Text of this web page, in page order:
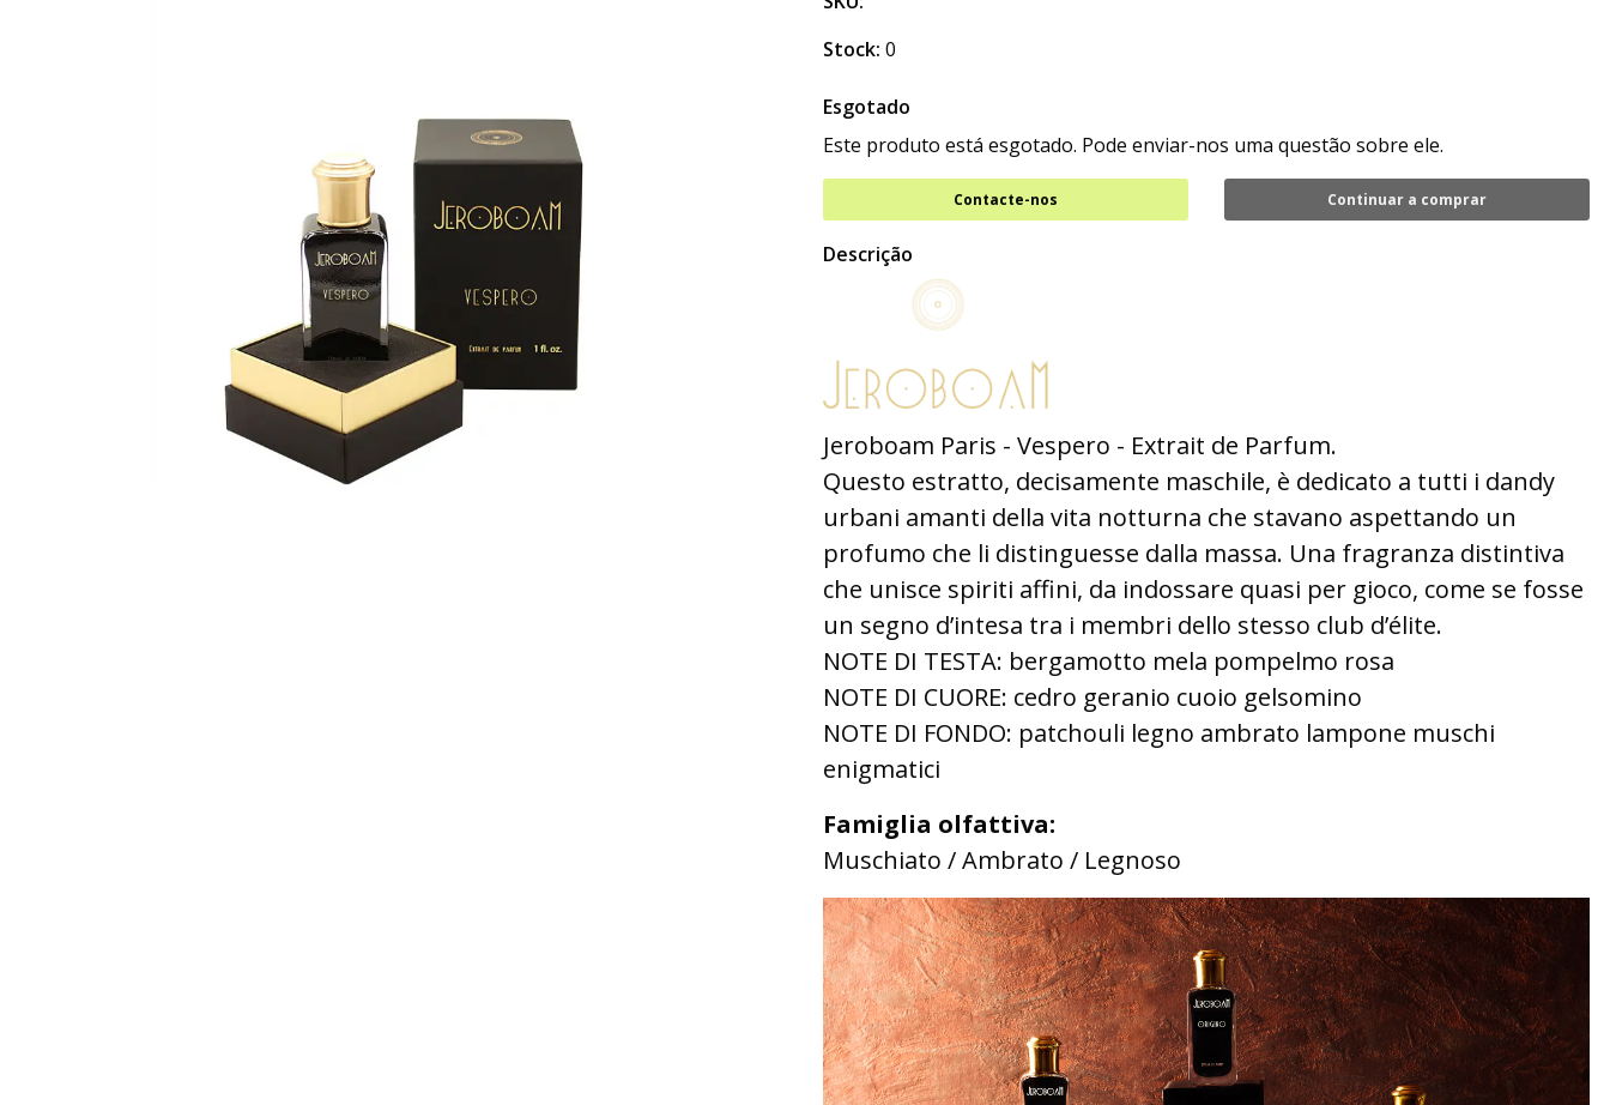
Stock: 0
Esgotado
Este produto está esgotado. Pode enviar-nos uma questão sobre ele.
Contacte-nos Continuar a comprar
Descrição
Jeroboam Paris - Vespero - Extrait de Parfum.
Questo estratto, decisamente maschile, è dedicato a tutti i dandy
urbani amanti della vita notturna che stavano aspettando un
profumo che li distinguesse dalla massa. Una fragranza distintiva
che unisce spiriti affini, da indossare quasi per gioco, come se fosse
un segno d’intesa tra i membri dello stesso club d’élite.
NOTE DI TESTA: bergamotto mela pompelmo rosa
NOTE DI CUORE: cedro geranio cuoio gelsomino
NOTE DI FONDO: patchouli legno ambrato lampone muschi
enigmatici
Famiglia olfattiva:
Muschiato / Ambrato / Legnoso